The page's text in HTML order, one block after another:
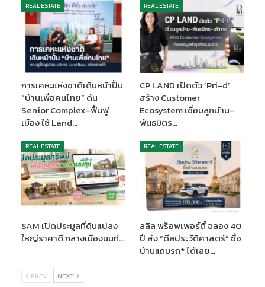
นางอรณีย์ พูลขวัญ
ความโดดเด่นในด้านนวัตกรรมภายใต้แนวคิด “เป็น/อยู่/ดีและยั่งยื่น”
ของS-OASISได้แก่
ด้านสิ่งแวดล้อม: ได้รับการรับรองมาตรฐาน LEED แสดงถึง
ความมีมาตรฐานในการอนุรักษ์พลังงานและสิ่งแวดล้อม โดยตั้ง
เป้าเป็นองค์กร Carbon Neutrality ภายในปี 2030 ด้วยการ
ผสานเทคโนโลยีอัจฉริยะ AI Technology เพื่อติดตามข้อมูล
ภายในอาคารแบบ Real-time ทำให้สามารถบริหารจัดการ
อาคารได้อย่างมีประสิทธิภาพ นอกจากนี้ยังมีการติดตั้ง โซล่าร์
เซลล์และเซ็นเซอร์ตรวจจับแสงธรรมชาติเพื่อประหยัดพลังงาน
และควบคุมแสงสว่างอย่างเหมาะสม, มีการจัดการน้ำใน
หมุนเวียนน้ำ พร้อมทั้งใช้สุขภัณฑ์ประหยัดน้ำที่ลดการใช้น้ำลง
REAL ESTATE
การเคหะแห่งชาติเดินหน้าปั้น
“บ้านเพื่อคนไทย” ดัน
Senior Complex–ฟื้นฟู
เมือง ใช้ Land…
REAL ESTATE
CP LAND เปิดตัว ‘Pri-d’
สร้าง Customer
Ecosystem เชื่อมลูกบ้าน–
พันธมิตร…
REAL ESTATE
SAM เปิดประมูลที่ดินแปลง
ใหญ่ราคาดี กลางเมืองนนท์…
REAL ESTATE
ลลิล พร็อพเพอร์ตี้ ฉลอง 40
ปี ส่ง “ดีลประวัติศาสตร์” ซื้อ
บ้านแถมรถ* ได้เลย…
PREV NEXT